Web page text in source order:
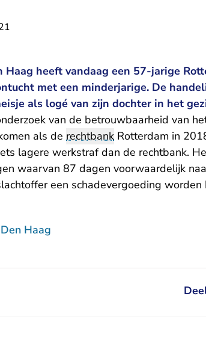
Haag heeft vandaag een 57-jarige
met een minderjarige. De
als logé van zijn dochter in het
van de betrouwbaarheid van
als de rechtbank Rotterdam in
lagere werkstraf dan de rechtbank.
waarvan 87 dagen voorwaardelijk
een schadevergoeding worden
Haag